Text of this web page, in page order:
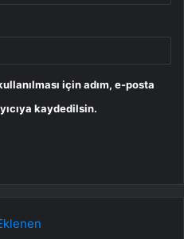
için adım, e-posta
kaydedilsin.